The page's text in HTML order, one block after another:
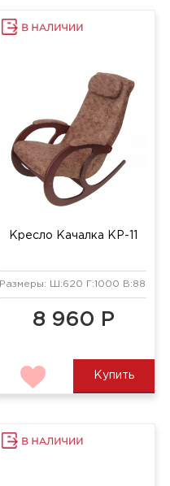
Кресло Качалка КР-11
Размеры: Ш:620 Г:1000 В:880 мм
8 960 Р
Купить